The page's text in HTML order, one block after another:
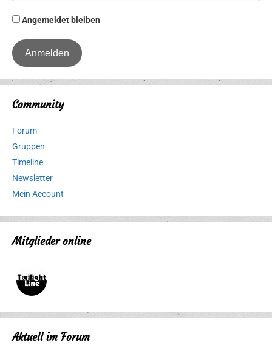
Angemeldet bleiben
Community
Forum
Gruppen
Timeline
Newsletter
Mein Account
Mitglieder online
Aktuell im Forum